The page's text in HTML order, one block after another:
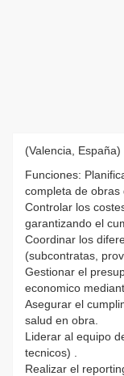
(Valencia, España)
Funciones:
completa de obras
Controlar los
garantizando el
Coordinar los
(subcontratas,
Gestionar el
economico
Asegurar el
salud en obra.
Liderar al equipo
tecnicos) .
Realizar el